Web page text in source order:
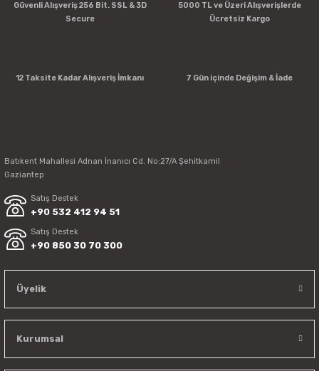
Güvenli Alışveriş 256 Bit. SSL & 3D
Secure
5000 TL ve Üzeri Alışverişlerde
Ücretsiz Kargo
12 Taksite Kadar Alışveriş İmkanı 7 Gün içinde Değişim & İade
Batıkent Mahallesi Adnan İnanıcı Cd. No:27/A Şehitkamil
Gaziantep
Satış Destek
+90 532 412 94 51
Satış Destek
+90 850 30 70 300
Üyelik
Kurumsal